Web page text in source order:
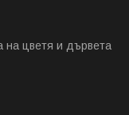
на цветя и дървета